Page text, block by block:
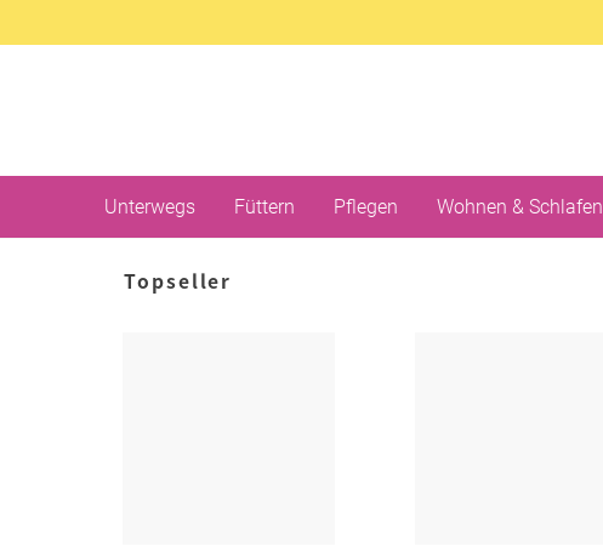
Unterwegs Füttern Pflegen Wohnen & Schlafen
Topseller